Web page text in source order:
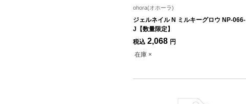
ohora(オホーラ)
ジェルネイル N ミルキーグロウ NP-066-
J【数量限定】
税込 2,068 円
在庫 ×